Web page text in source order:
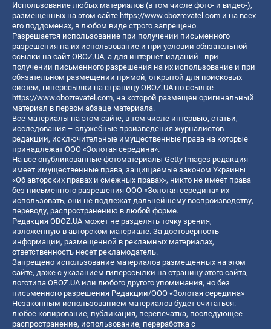
Использование любых материалов (в том числе фото- и видео-),
размещенных на этом сайте https://www.obozrevatel.com и на всех
его поддоменах, в любом виде строго запрещено.
Разрешается использование при получении письменного
разрешения на их использование и при условии обязательной
ссылки на сайт OBOZ.UA, а для интернет-изданий - при
получении письменного разрешения на их использование и при
обязательном размещении прямой, открытой для поисковых
систем, гиперссылки на страницу OBOZ.UA по ссылке
https://www.obozrevatel.com, на которой размещен оригинальный
материал в первом абзаце материала.
Все материалы на этом сайте, в том числе интервью, статьи,
исследования – служебные произведения журналистов
редакции, исключительные имущественные права на которые
принадлежат ООО «Золотая середина».
На все опубликованные фотоматериалы Getty Images редакция
имеет имущественные права, защищаемые законом Украины
«Об авторских правах и смежных правах», никто не имеет права
без письменного разрешения ООО «Золотая середина» их
использовать, они не подлежат дальнейшему воспроизводству,
переводу, распространению в любой форме.
Редакция OBOZ.UA может не разделять точку зрения,
изложенную в авторском материале. За достоверность
информации, размещенной в рекламных материалах,
ответственность несет рекламодатель.
Запрещено использование материалов размещенных на этом
сайте, даже с указанием гиперссылки на страницу этого сайта,
логотипа OBOZ.UA или любого другого упоминания, но без
письменного разрешения Редакции/ООО «Золотая середина»
Незаконным использованием материалов будет считаться:
любое копирование, публикация, перепечатка, последующее
распространение, использование, переработка с